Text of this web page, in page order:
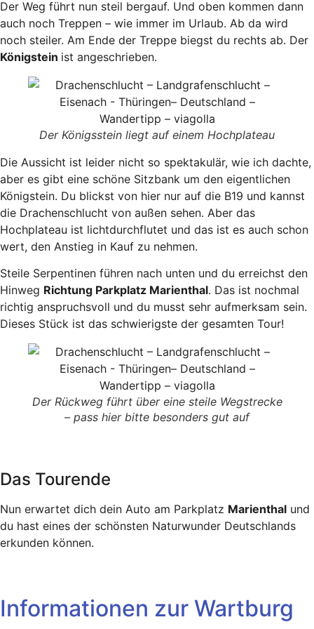
Der Weg führt nun steil bergauf. Und oben kommen dann
auch noch Treppen – wie immer im Urlaub. Ab da wird
noch steiler. Am Ende der Treppe biegst du rechts ab. Der
Königstein ist angeschrieben.
Der Königsstein liegt auf einem Hochplateau
Die Aussicht ist leider nicht so spektakulär, wie ich dachte,
aber es gibt eine schöne Sitzbank um den eigentlichen
Königstein. Du blickst von hier nur auf die B19 und kannst
die Drachenschlucht von außen sehen. Aber das
Hochplateau ist lichtdurchflutet und das ist es auch schon
wert, den Anstieg in Kauf zu nehmen.
Steile Serpentinen führen nach unten und du erreichst den
Hinweg Richtung Parkplatz Marienthal. Das ist nochmal
richtig anspruchsvoll und du musst sehr aufmerksam sein.
Dieses Stück ist das schwierigste der gesamten Tour!
Der Rückweg führt über eine steile Wegstrecke
– pass hier bitte besonders gut auf
Das Tourende
Nun erwartet dich dein Auto am Parkplatz Marienthal und
du hast eines der schönsten Naturwunder Deutschlands
erkunden können.
Informationen zur Wartburg